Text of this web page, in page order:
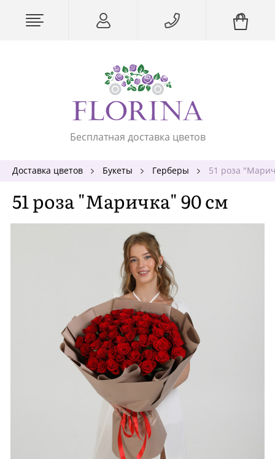
Бесплатная доставка цветов
Доставка цветов Букеты Герберы 51 роза
51 роза "Маричка" 90 см